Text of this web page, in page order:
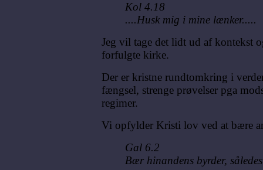
Kol 4.18
....Husk mig i mine lænker.....
Jeg vil tage det lidt ud af kontekst
forfulgte kirke.
Der er kristne rundtomkring i
fængsel, strenge prøvelser pga
regimer.
Vi opfylder Kristi lov ved at bære
Gal 6.2
Bær hinandens byrder,